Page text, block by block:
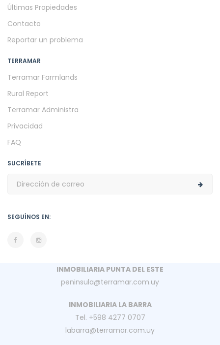
Últimas Propiedades
Contacto
Reportar un problema
TERRAMAR
Terramar Farmlands
Rural Report
Terramar Administra
Privacidad
FAQ
SUCRÍBETE
SEGUÍNOS EN:
INMOBILIARIA PUNTA DEL ESTE
peninsula@terramar.com.uy
INMOBILIARIA LA BARRA
Tel. +598 4277 0707
labarra@terramar.com.uy